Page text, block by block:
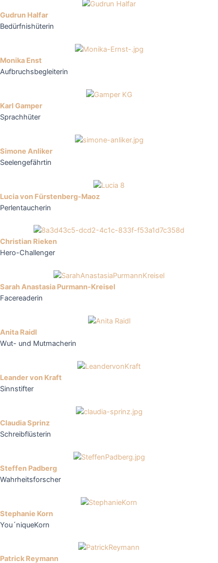
Gudrun Halfar
Bedürfnishüterin
Monika Enst
Aufbruchsbegleiterin
Karl Gamper
Sprachhüter
Simone Anliker
Seelengefährtin
Lucia von Fürstenberg-Maoz
Perlentaucherin
Christian Rieken
Hero-Challenger
Sarah Anastasia Purmann-Kreisel
Facereaderin
Anita Raidl
Wut- und Mutmacherin
Leander von Kraft
Sinnstifter
Claudia Sprinz
Schreibflüsterin
Steffen Padberg
Wahrheitsforscher
Stephanie Korn
You´niqueKorn
Patrick Reymann